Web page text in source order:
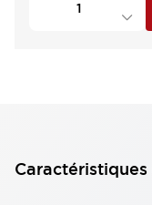
Caractéristiques